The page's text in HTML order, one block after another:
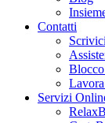
Contatti
Scrivici
Servizi